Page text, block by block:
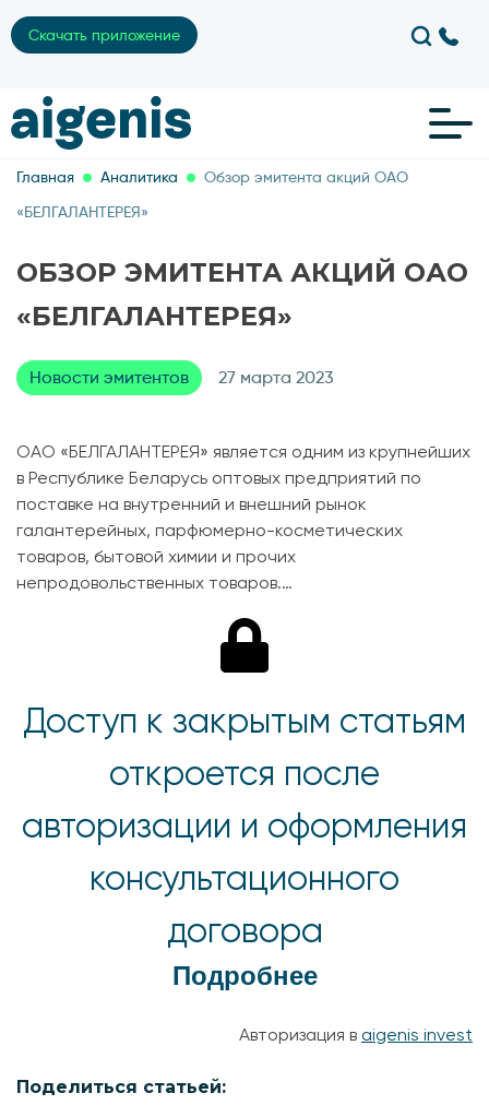
Скачать приложение
Главная Аналитика
Обзор эмитента акций ОАО
«БЕЛГАЛАНТЕРЕЯ»
ОБЗОР ЭМИТЕНТА АКЦИЙ ОАО
«БЕЛГАЛАНТЕРЕЯ»
Новости эмитентов 27 марта 2023
ОАО «БЕЛГАЛАНТЕРЕЯ» является одним из крупнейших
в Республике Беларусь оптовых предприятий по
поставке на внутренний и внешний рынок
галантерейных, парфюмерно-косметических
товаров, бытовой химии и прочих
непродовольственных товаров.…
Доступ к закрытым статьям
откроется после
авторизации и оформления
консультационного
договора
Подробнее
Авторизация в aigenis invest
Поделиться статьей: